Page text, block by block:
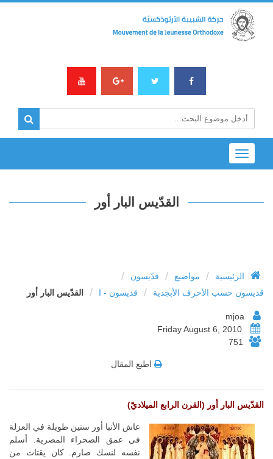
Toggle
navigation
القدّيس البار أور
الرئيسية / مواضيع / قدّيسون /
قديسون حسب الأحرف الأبجدية / قديسون - ا / القدّيس البار أور
751
اطبع المقال
القدّيس البار أور (القرن الرابع الميلاديّ)
عاش الأنبا أور سنين طويلة في العزلة
في عمق الصحراء المصرية. أسلم
نفسه لنسك صارم. كان يقتات من